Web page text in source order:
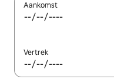
Aankomst
Vertrek